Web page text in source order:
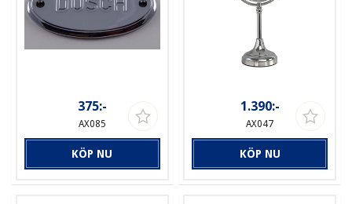
375:-
AX085
KÖP NU
1.390:-
AX047
KÖP NU